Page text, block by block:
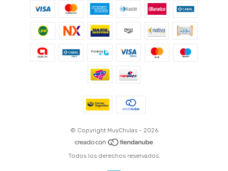
© Copyright MuyChulas - 2026
Todos los derechos reservados.